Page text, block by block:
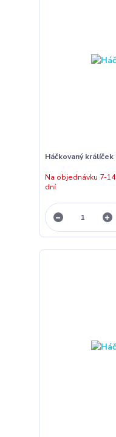
Háčkovaný králíček
Na objednávku 7-14
dní